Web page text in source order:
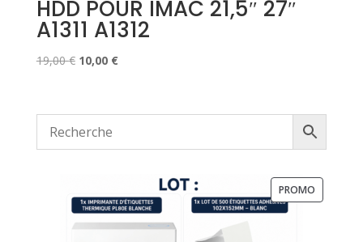
HDD POUR IMAC 21,5″ 27″
A1311 A1312
19,00€ Le
était :
19,00 €.
10,00 €Le
est :
PROMO